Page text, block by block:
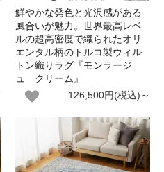
鮮やかな発色と光沢感がある
風合いが魅力。世界最高レベ
ルの超高密度で織られたオリ
エンタル柄のトルコ製ウィル
トン織りラグ『モンラージ
ュ クリーム』
126,500円(税込)～